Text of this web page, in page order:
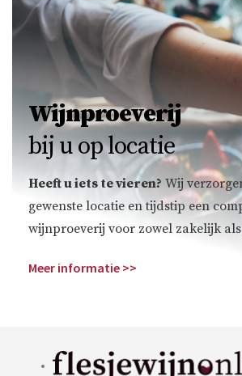
Wijnproeverij
bij u op locatie
Heeft u iets te vieren? Wij
gewenste locatie en tijdstip een
wijnproeverij voor zowel zakelijk
Meer informatie >>